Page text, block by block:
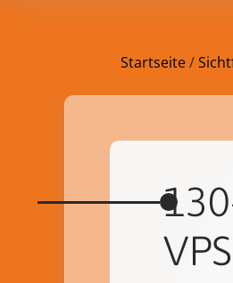
Startseite/